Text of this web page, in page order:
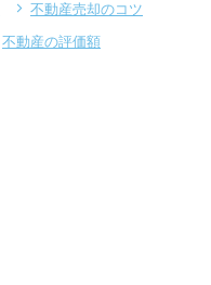
不動産売却のコツ
不動産の評価額